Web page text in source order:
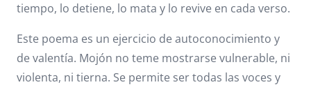
tiempo, lo detiene, lo mata y lo revive en cada verso.
Este poema es un ejercicio de autoconocimiento y
de valentía. Mojón no teme mostrarse vulnerable, ni
violenta, ni tierna. Se permite ser todas las voces y